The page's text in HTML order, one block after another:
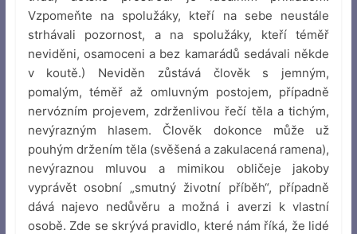
Vzpomeňte na spolužáky, kteří na sebe neustále
strhávali pozornost, a na spolužáky, kteří téměř
neviděni, osamoceni a bez kamarádů sedávali někde
v koutě.) Neviděn zůstává člověk s jemným,
pomalým, téměř až omluvným postojem, případně
nervózním projevem, zdrženlivou řečí těla a tichým,
nevýrazným hlasem. Člověk dokonce může už
pouhým držením těla (svěšená a zakulacená ramena),
nevýraznou mluvou a mimikou obličeje jakoby
vyprávět osobní „smutný životní příběh“, případně
dává najevo nedůvěru a možná i averzi k vlastní
osobě. Zde se skrývá pravidlo, které nám říká, že lidé